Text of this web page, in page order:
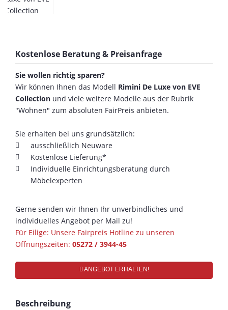
Kostenlose Beratung & Preisanfrage
Sie wollen richtig sparen?
Wir können Ihnen das Modell Rimini De Luxe von EVE
Collection und viele weitere Modelle aus der Rubrik
"Wohnen" zum absoluten FairPreis anbieten.
Sie erhalten bei uns grundsätzlich:
ausschließlich Neuware
Kostenlose Lieferung*
Individuelle Einrichtungsberatung durch
Möbelexperten
Gerne senden wir Ihnen Ihr unverbindliches und
individuelles Angebot per Mail zu!
Für Eilige: Unsere Fairpreis Hotline zu unseren
Öffnungszeiten: 05272 / 3944-45
ANGEBOT ERHALTEN!
Beschreibung